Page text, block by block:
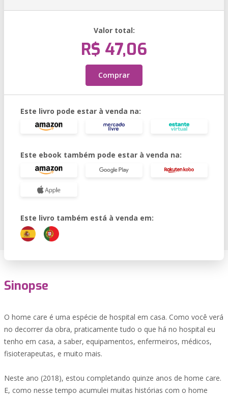
Valor total:
R$ 47,06
Comprar
Este livro pode estar à venda na:
Este ebook também pode estar à venda na:
Este livro também está à venda em:
Sinopse
O home care é uma espécie de hospital em casa. Como você verá
no decorrer da obra, praticamente tudo o que há no hospital eu
tenho em casa, a saber, equipamentos, enfermeiros, médicos,
fisioterapeutas, e muito mais.
Neste ano (2018), estou completando quinze anos de home care.
E, como nesse tempo acumulei muitas histórias com o home